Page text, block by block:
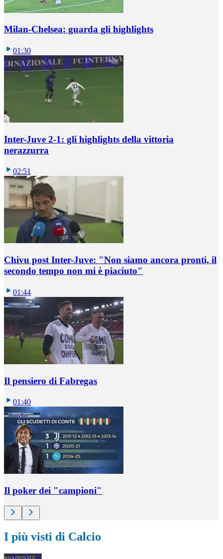
Milan-Chelsea: guarda gli highlights
01:30
Inter-Juve 2-1: gli highlights della vittoria
nerazzurra
02:51
Chivu post Inter-Juve: "Non siamo ancora pronti, il
secondo tempo non mi è piaciuto"
01:44
Il pensiero di Fabregas
01:40
Il poker dei "campioni"
I più visti di Calcio